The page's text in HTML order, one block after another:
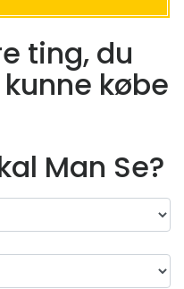
ting, du
købe
Man Se?